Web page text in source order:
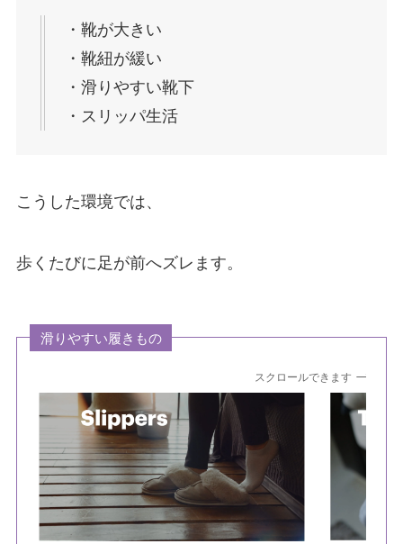
・靴が大きい
・靴紐が緩い
・滑りやすい靴下
・スリッパ生活
こうした環境では、
歩くたびに足が前へズレます。
滑りやすい履きもの
スクロールできます